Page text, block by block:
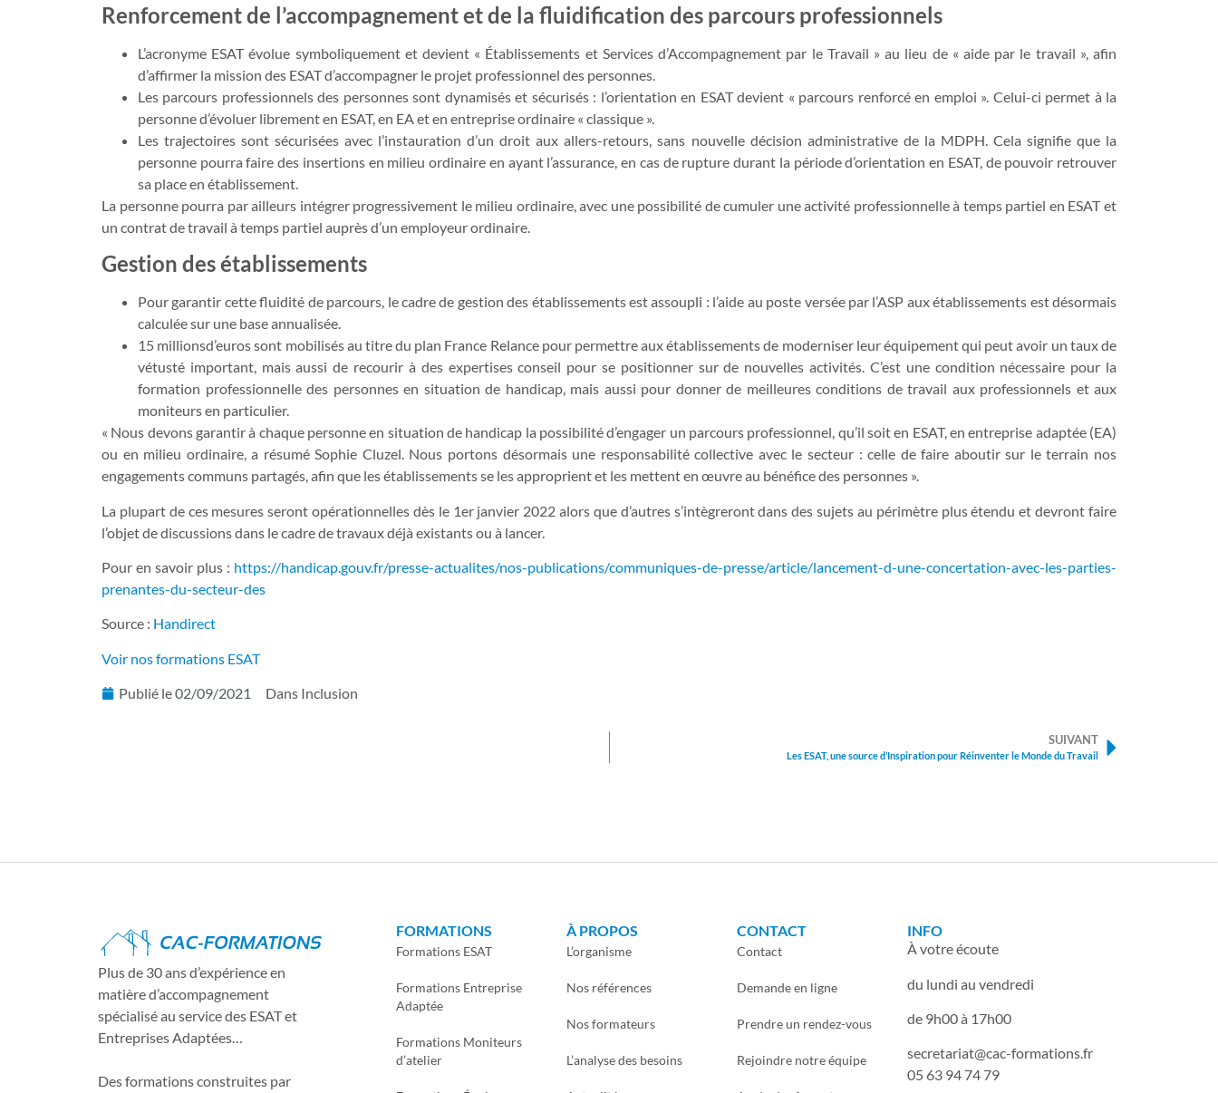
Renforcement de l’accompagnement et de la fluidification des parcours professionnels
L’acronyme ESAT évolue symboliquement et devient « Établissements et Services d’Accompagnement par le Travail » au lieu de « aide par le travail », afin
d’affirmer la mission des ESAT d’accompagner le projet professionnel des personnes.
Les parcours professionnels des personnes sont dynamisés et sécurisés : l’orientation en ESAT devient « parcours renforcé en emploi ». Celui-ci permet à la
personne d’évoluer librement en ESAT, en EA et en entreprise ordinaire « classique ».
Les trajectoires sont sécurisées avec l’instauration d’un droit aux allers-retours, sans nouvelle décision administrative de la MDPH. Cela signifie que la
personne pourra faire des insertions en milieu ordinaire en ayant l’assurance, en cas de rupture durant la période d’orientation en ESAT, de pouvoir retrouver
sa place en établissement.
La personne pourra par ailleurs intégrer progressivement le milieu ordinaire, avec une possibilité de cumuler une activité professionnelle à temps partiel en ESAT et
un contrat de travail à temps partiel auprès d’un employeur ordinaire.
Gestion des établissements
Pour garantir cette fluidité de parcours, le cadre de gestion des établissements est assoupli : l’aide au poste versée par l’ASP aux établissements est désormais
calculée sur une base annualisée.
15 millionsd’euros sont mobilisés au titre du plan France Relance pour permettre aux établissements de moderniser leur équipement qui peut avoir un taux de
vétusté important, mais aussi de recourir à des expertises conseil pour se positionner sur de nouvelles activités. C’est une condition nécessaire pour la
formation professionnelle des personnes en situation de handicap, mais aussi pour donner de meilleures conditions de travail aux professionnels et aux
moniteurs en particulier.
« Nous devons garantir à chaque personne en situation de handicap la possibilité d’engager un parcours professionnel, qu’il soit en ESAT, en entreprise adaptée (EA)
ou en milieu ordinaire, a résumé Sophie Cluzel. Nous portons désormais une responsabilité collective avec le secteur : celle de faire aboutir sur le terrain nos
engagements communs partagés, afin que les établissements se les approprient et les mettent en œuvre au bénéfice des personnes ».
La plupart de ces mesures seront opérationnelles dès le 1er janvier 2022 alors que d’autres s’intègreront dans des sujets au périmètre plus étendu et devront faire
l’objet de discussions dans le cadre de travaux déjà existants ou à lancer.
Pour en savoir plus : https://handicap.gouv.fr/presse-actualites/nos-publications/communiques-de-presse/article/lancement-d-une-concertation-avec-les-parties-
prenantes-du-secteur-des
Source : Handirect
Voir nos formations ESAT
Publié le02/09/2021 Dans Inclusion
SUIVANT
Les ESAT, une source d’Inspiration pour Réinventer le Monde du Travail
Plus de 30 ans d’expérience en
matière d’accompagnement
spécialisé au service des ESAT et
Entreprises Adaptées…
Des formations construites par
FORMATIONS
Formations ESAT
Formations Entreprise
Adaptée
Formations Moniteurs
d’atelier
À PROPOS
L’organisme
Nos références
Nos formateurs
L’analyse des besoins
CONTACT
Contact
Demande en ligne
Prendre un rendez-vous
Rejoindre notre équipe
INFO
À votre écoute
du lundi au vendredi
de 9h00 à 17h00
secretariat
cac-formations.fr
05 63 94 74 79